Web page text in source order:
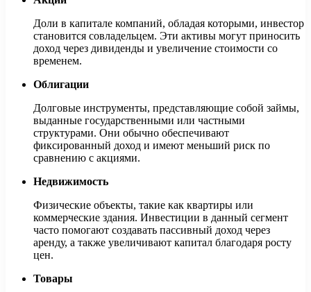
Доли в капитале компаний, обладая которыми, инвестор
становится совладельцем. Эти активы могут приносить
доход через дивиденды и увеличение стоимости со
временем.
Облигации
Долговые инструменты, представляющие собой займы,
выданные государственными или частными
структурами. Они обычно обеспечивают
фиксированный доход и имеют меньший риск по
сравнению с акциями.
Недвижимость
Физические объекты, такие как квартиры или
коммерческие здания. Инвестиции в данный сегмент
часто помогают создавать пассивный доход через
аренду, а также увеличивают капитал благодаря росту
цен.
Товары